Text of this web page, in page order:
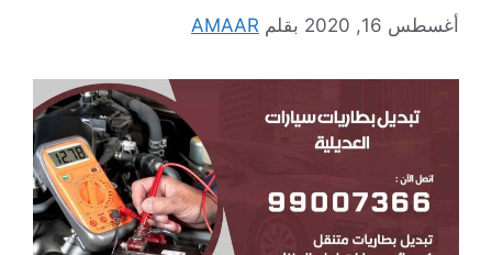
أغسطس 16, 2020 بقلم AMAAR